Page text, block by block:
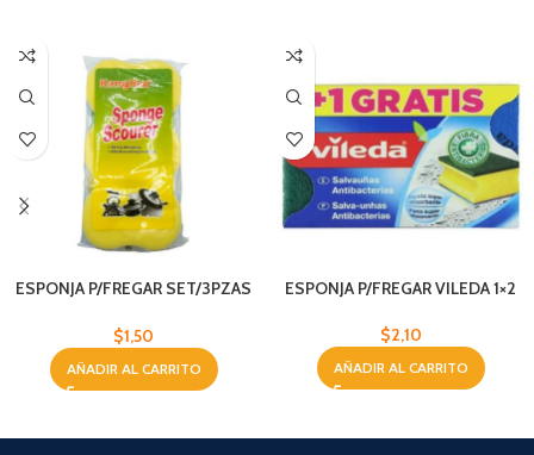
ESPONJA P/FREGAR SET/3PZAS
$1,50
AÑADIR AL CARRITO
ESPONJA P/FREGAR VILEDA 1×2
$2,10
AÑADIR AL CARRITO